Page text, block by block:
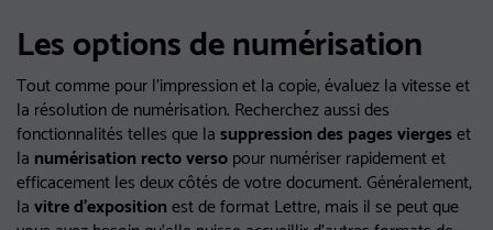
Les options de numérisation
Tout comme pour l'impression et la copie, évaluez la vitesse et
la résolution de numérisation. Recherchez aussi des
fonctionnalités telles que lasuppression des pages viergeset
la numérisation recto versopour numériser rapidement et
efficacement les deux côtés de votre document. Généralement,
lavitre d'expositionest de format Lettre, mais il se peut que